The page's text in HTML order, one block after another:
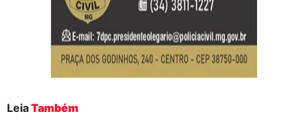
LeiaTambém